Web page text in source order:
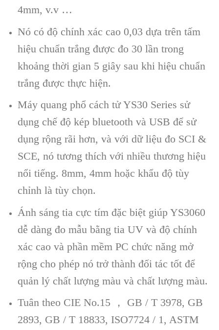
4mm, v.v …
Nó có độ chính xác cao 0,03 dựa trên tấm
hiệu chuẩn trắng được đo 30 lần trong
khoảng thời gian 5 giây sau khi hiệu chuẩn
trắng được thực hiện.
Máy quang phổ cách tử YS30 Series sử
dụng chế độ kép bluetooth và USB để sử
dụng rộng rãi hơn, và với dữ liệu đo SCI &
SCE, nó tương thích với nhiều thương hiệu
nổi tiếng. 8mm, 4mm hoặc khẩu độ tùy
chỉnh là tùy chọn.
Ánh sáng tia cực tím đặc biệt giúp YS3060
dễ dàng đo mẫu bằng tia UV và độ chính
xác cao và phần mềm PC chức năng mở
rộng cho phép nó trở thành đối tác tốt để
quản lý chất lượng màu và chất lượng màu.
Tuân theo CIE No.15 ， GB / T 3978, GB
2893, GB / T 18833, ISO7724 / 1, ASTM